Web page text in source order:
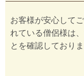
お客様が安心して
れている僧侶様は
とを確認しておりま